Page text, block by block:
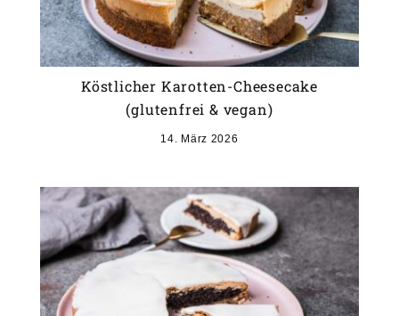
Köstlicher Karotten-Cheesecake
(glutenfrei & vegan)
14. März 2026